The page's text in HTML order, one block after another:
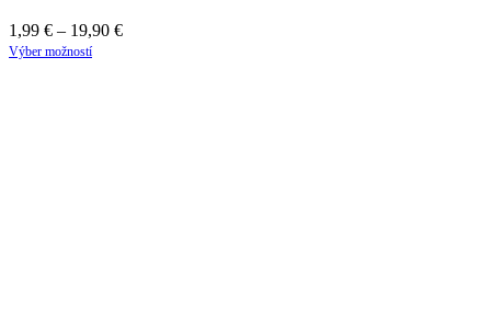
1,99 € – 19,90 €
Výber možností